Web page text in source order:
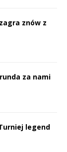
znów z
za nami
legend